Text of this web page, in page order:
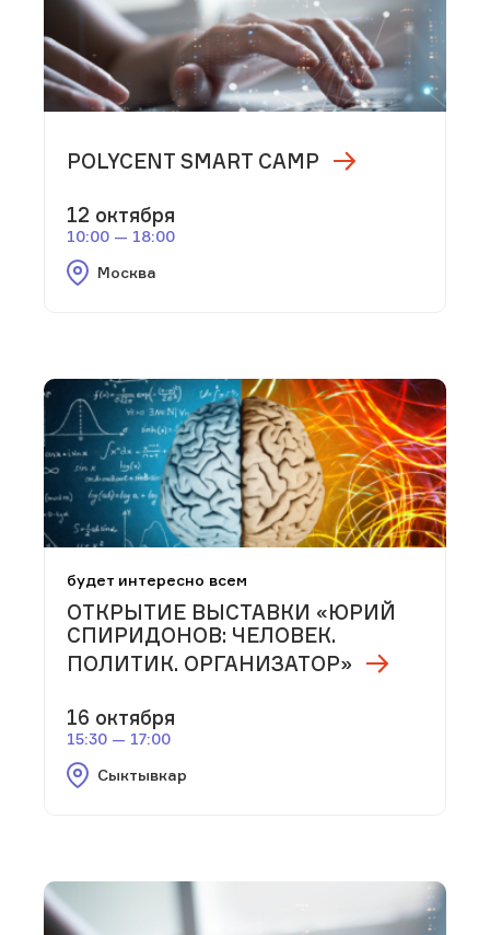
POLYCENT SMART CAMP
12 октября
10:00 — 18:00
Москва
будет интересно всем
ОТКРЫТИЕ ВЫСТАВКИ «ЮРИЙ
СПИРИДОНОВ: ЧЕЛОВЕК.
ПОЛИТИК. ОРГАНИЗАТОР»
16 октября
15:30 — 17:00
Сыктывкар